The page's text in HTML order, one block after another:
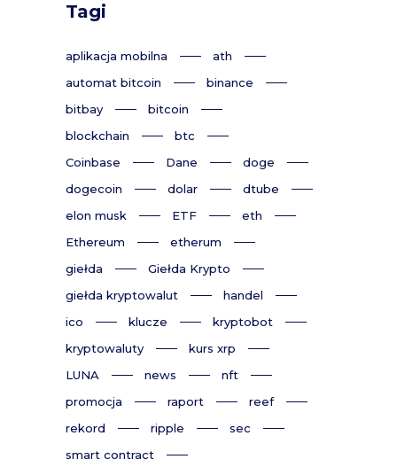
Tagi
aplikacja mobilna
ath
automat bitcoin
binance
bitbay
bitcoin
blockchain
btc
Coinbase
Dane
doge
dogecoin
dolar
dtube
elon musk
ETF
eth
Ethereum
etherum
giełda
Giełda Krypto
giełda kryptowalut
handel
ico
klucze
kryptobot
kryptowaluty
kurs xrp
LUNA
news
nft
promocja
raport
reef
rekord
ripple
sec
smart contract